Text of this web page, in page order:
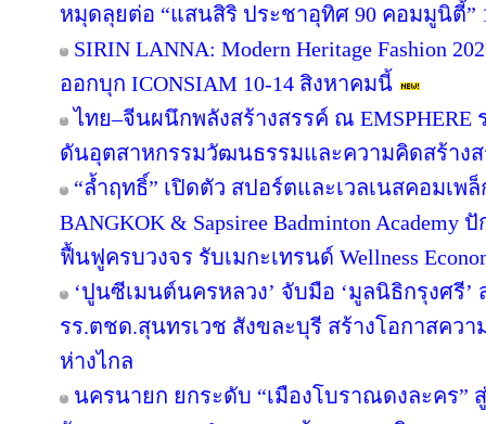
หมุดลุยต่อ “แสนสิริ ประชาอุทิศ 90 คอมมูนิตี้”
SIRIN LANNA: Modern Heritage Fashion
ออกบุก ICONSIAM 10-14 สิงหาคมนี้
ไทย–จีนผนึกพลังสร้างสรรค์ ณ
ดันอุตสาหกรรมวัฒนธรรมและความคิดสร้างส
“ล้ำฤทธิ์” เปิดตัว สปอร์ตและเวลเนสคอมเพ
BANGKOK & Sapsiree Badminton
ฟื้นฟูครบวงจร รับเมกะเทรนด์ Wellness
‘ปูนซีเมนต์นครหลวง’ จับมือ ‘มูลนิธิกรุงศรี’
รร.ตชด.สุนทรเวช สังขละบุรี สร้างโอกาสคว
ห่างไกล
นครนายก ยกระดับ “เมืองโบราณดงละคร”